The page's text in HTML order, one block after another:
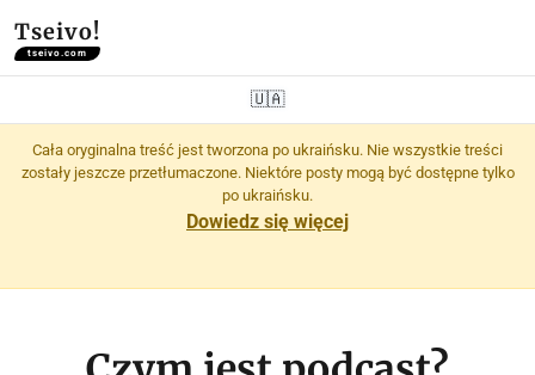
Tseivo!
tseivo.com
🇺🇦
Cała oryginalna treść jest tworzona po ukraińsku. Nie wszystkie treści
zostały jeszcze przetłumaczone. Niektóre posty mogą być dostępne tylko
po ukraińsku.
Dowiedz się więcej